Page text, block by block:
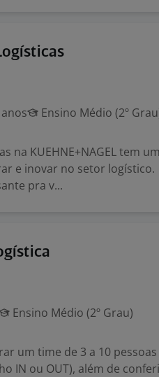
Ensino Médio (2º
na KUEHNE+NAGEL tem
e inovar no setor logístico.
pra v...
Ensino Médio (2º Grau)
um time de 3 a 10 pessoas
IN ou OUT), além de